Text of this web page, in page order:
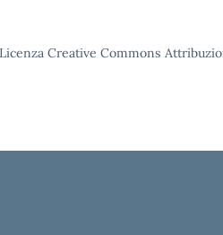
Creative Commons